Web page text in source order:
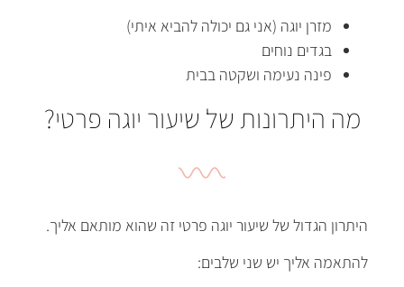
מזרן יוגה (אני גם יכולה להביא איתי)
בגדים נוחים
פינה נעימה ושקטה בבית
מה היתרונות של שיעור יוגה פרטי?
היתרון הגדול של שיעור יוגה פרטי זה שהוא מותאם אליך.
להתאמה אליך יש שני שלבים: